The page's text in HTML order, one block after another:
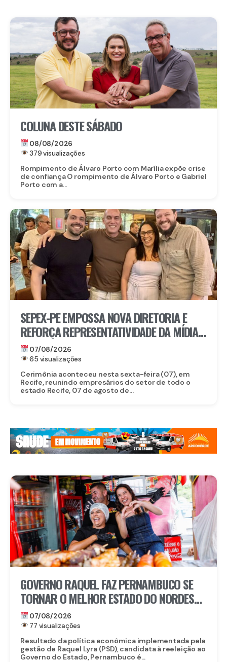
COLUNA DESTE SÁBADO
08/08/2026
379 visualizações
Rompimento de Álvaro Porto com Marília expõe crise
de confiança O rompimento de Álvaro Porto e Gabriel
Porto com a...
SEPEX-PE EMPOSSA NOVA DIRETORIA E
REFORÇA REPRESENTATIVIDADE DA MÍDIA
EXTERIOR EM PERNAMBUCO
07/08/2026
65 visualizações
Cerimônia aconteceu nesta sexta-feira (07), em
Recife, reunindo empresários do setor de todo o
estado Recife, 07 de agosto de...
GOVERNO RAQUEL FAZ PERNAMBUCO SE
TORNAR O MELHOR ESTADO DO NORDESTE
PARA EMPREENDER E AVANÇA AO TOP 3
NACIONAL
07/08/2026
77 visualizações
Resultado da política econômica implementada pela
gestão de Raquel Lyra (PSD), candidata à reeleição ao
Governo do Estado, Pernambuco é...